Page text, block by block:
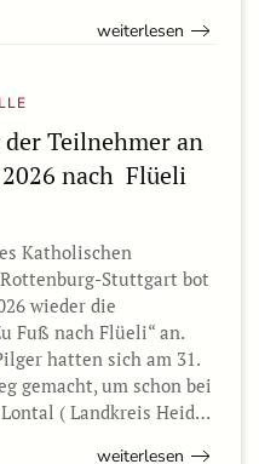
weiterlesen
Teilnehmer an
nach Flüeli
Katholischen
Stuttgart bot
wieder die
Fuß nach Flüeli“ an.
hatten sich am 31.
gemacht, um schon bei
( Landkreis Heid…
weiterlesen